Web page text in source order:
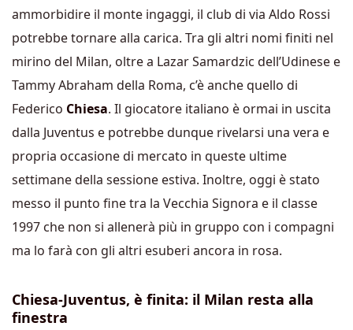
ammorbidire il monte ingaggi, il club di via Aldo Rossi
potrebbe tornare alla carica. Tra gli altri nomi finiti nel
mirino del Milan, oltre a Lazar Samardzic dell’Udinese e
Tammy Abraham della Roma, c’è anche quello di
Federico Chiesa. Il giocatore italiano è ormai in uscita
dalla Juventus e potrebbe dunque rivelarsi una vera e
propria occasione di mercato in queste ultime
settimane della sessione estiva. Inoltre, oggi è stato
messo il punto fine tra la Vecchia Signora e il classe
1997 che non si allenerà più in gruppo con i compagni
ma lo farà con gli altri esuberi ancora in rosa.
Chiesa-Juventus, è finita: il Milan resta alla
finestra